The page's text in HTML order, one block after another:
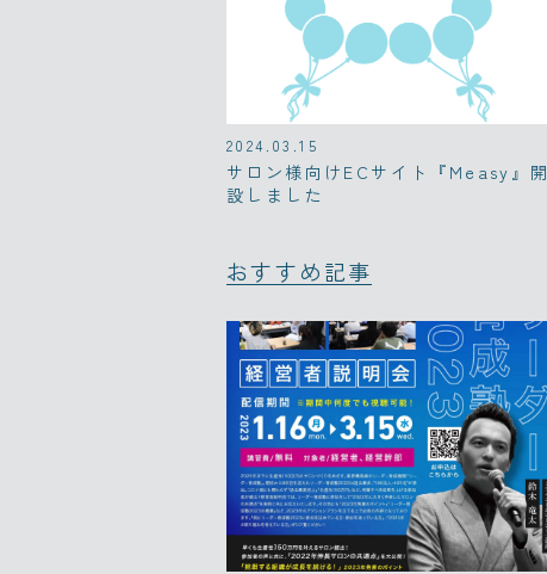
2024.03.15
サロン様向けECサイト『Measy』開
設しました
おすすめ記事